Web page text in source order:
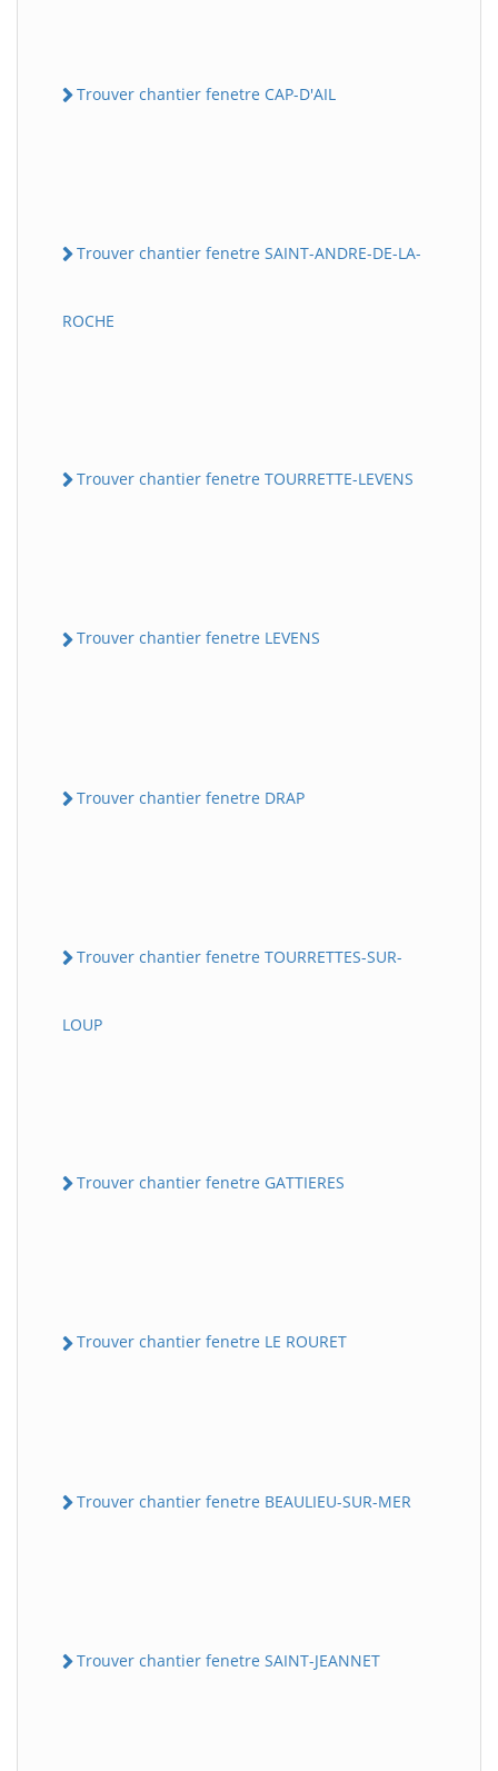
Trouver chantier fenetre CAP-D'AIL
Trouver chantier fenetre SAINT-ANDRE-DE-LA-
ROCHE
Trouver chantier fenetre TOURRETTE-LEVENS
Trouver chantier fenetre LEVENS
Trouver chantier fenetre DRAP
Trouver chantier fenetre TOURRETTES-SUR-
LOUP
Trouver chantier fenetre GATTIERES
Trouver chantier fenetre LE ROURET
Trouver chantier fenetre BEAULIEU-SUR-MER
Trouver chantier fenetre SAINT-JEANNET